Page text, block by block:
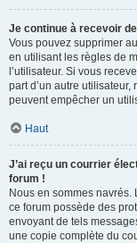
Je continue à recevoir
Vous pouvez supprimer
en utilisant les règles de
l’utilisateur. Si vous
part d’un autre
peuvent empêcher un
Haut
J’ai reçu un courrier
forum !
Nous en sommes navrés.
ce forum possède des
envoyant de tels
une copie complète du